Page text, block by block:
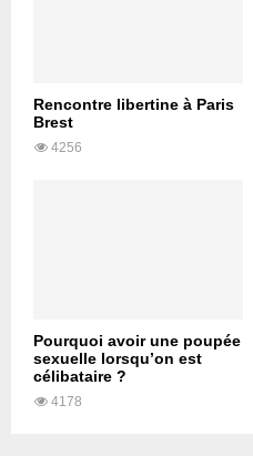
Rencontre libertine à Paris
Brest
4256
Pourquoi avoir une poupée
sexuelle lorsqu’on est
célibataire ?
4178